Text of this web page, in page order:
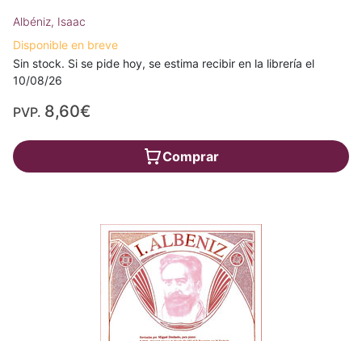
Albéniz, Isaac
Disponible en breve
Sin stock. Si se pide hoy, se estima recibir en la librería el
10/08/26
PVP. 8,60€
Comprar